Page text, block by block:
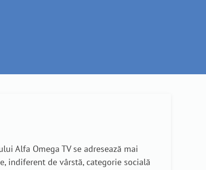
Alfa Omega TV se adresează mai
indiferent de vârstă, categorie socială